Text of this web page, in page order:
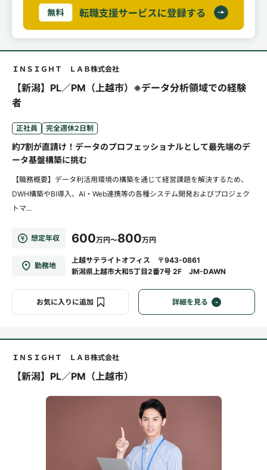
ＩＮＳＩＧＨＴ ＬＡＢ株式会社
【新潟】PL／PM（上越市）※データ分析領域での経験
者
正社員 完全週休2日制
約7割が直請け！データのプロフェッショナルとして最先端のデ
ータ基盤構築に挑む
【職務概要】データ利活用環境の構築を通じて経営課題を解決するため、
DWH構築やBI導入、AI・Web連携等の各種システム開発およびプロジェク
トマ...
想定年収 600万円～800万円
勤務地
上越サテライトオフィス 〒943-0861
新潟県上越市大和5丁目2番7号 2F JM-DAWN
お気に入りに追加 詳細を見る
ＩＮＳＩＧＨＴ ＬＡＢ株式会社
【新潟】PL／PM（上越市）